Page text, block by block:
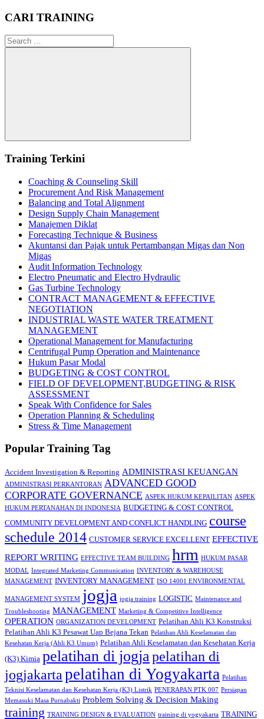
CARI TRAINING
Search
for:
Search
Training Terkini
Coaching & Counseling Skill
Procurement And Risk Management
Balancing and Total Alignment
Design Supply Chain Management
Manajemen Diklat
Forecasting Technique & Business
Akuntansi dan Pajak untuk Pertambangan Migas dan Non
Migas
Audit Information Technology
Electro Pneumatic and Electro Hydraulic
Gas Turbine Technology
CONTRACT MANAGEMENT & EFFECTIVE
NEGOTIATION
INDUSTRIAL WASTE WATER TREATMENT
MANAGEMENT
Operational Management for Manufacturing
Centrifugal Pump Operation and Maintenance
Hukum Pasar Modal
BUDGETING & COST CONTROL
FIELD OF DEVELOPMENT,BUDGETING & RISK
ASSESSMENT
Speak With Confidence for Sales
Operation Planning & Scheduling
Stress & Time Management
Popular Training Tag
Accident Investigation & Reporting ADMINISTRASI KEUANGAN
ADMINISTRASI PERKANTORAN ADVANCED GOOD
CORPORATE GOVERNANCE ASPEK HUKUM KEPAILITAN ASPEK
HUKUM PERTANAHAN DI INDONESIA BUDGETING & COST CONTROL
COMMUNITY DEVELOPMENT AND CONFLICT HANDLING course
schedule 2014 CUSTOMER SERVICE EXCELLENT EFFECTIVE
REPORT WRITING EFFECTIVE TEAM BUILDING hrm HUKUM PASAR
MODAL Integrated Marketing Communication INVENTORY & WAREHOUSE
MANAGEMENT INVENTORY MANAGEMENT ISO 14001 ENVIRONMENTAL
MANAGEMENT SYSTEM jogja jogja training LOGISTIC Maintenance and
Troubleshooting MANAGEMENT Marketing & Competitive Intelligence
OPERATION ORGANIZATION DEVELOPMENT Pelatihan Ahli K3 Konstruksi
Pelatihan Ahli K3 Pesawat Uap Bejana Tekan Pelatihan Ahli Keselamatan dan
Kesehatan Kerja (Ahli K3 Umum) Pelatihan Ahli Keselamatan dan Kesehatan Kerja
(K3) Kimia pelatihan di jogjapelatihan di
jogjakarta pelatihan di Yogyakarta Pelatihan
Teknisi Keselamatan dan Kesehatan Kerja (K3) Listrik PENERAPAN PTK 007 Persiapan
Memasuki Masa Purnabakti Problem Solving & Decision Making
training TRAINING DESIGN & EVALUATION training di yogyakarta TRAINING